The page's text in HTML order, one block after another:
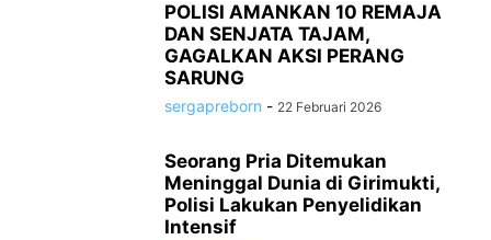
POLISI AMANKAN 10 REMAJA
DAN SENJATA TAJAM,
GAGALKAN AKSI PERANG
SARUNG
sergapreborn - 22 Februari 2026
Seorang Pria Ditemukan
Meninggal Dunia di Girimukti,
Polisi Lakukan Penyelidikan
Intensif